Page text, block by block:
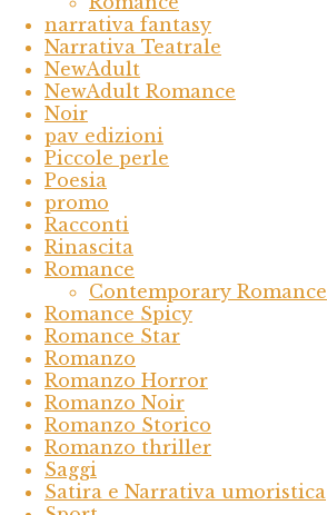
narrativa fantasy
Narrativa Teatrale
NewAdult
NewAdult Romance
Noir
pav edizioni
Piccole perle
Poesia
promo
Racconti
Rinascita
Romance
Contemporary Romance
Romance Spicy
Romance Star
Romanzo
Romanzo Horror
Romanzo Noir
Romanzo Storico
Romanzo thriller
Saggi
Satira e Narrativa umoristica